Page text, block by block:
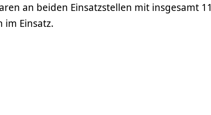
an beiden Einsatzstellen mit insgesamt 11
im Einsatz.